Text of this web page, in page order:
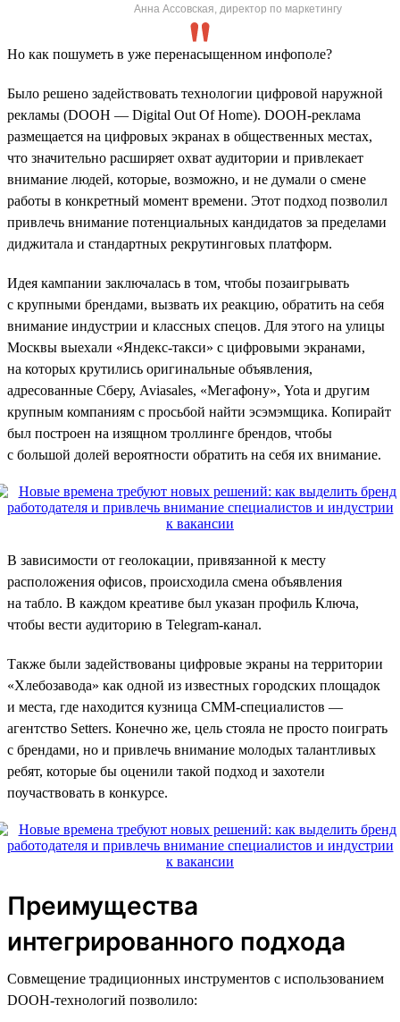
Анна Ассовская, директор по маркетингу
Но как пошуметь в уже перенасыщенном инфополе?
Было решено задействовать технологии цифровой наружной
рекламы (DOOH — Digital Out Of Home). DOOH-реклама
размещается на цифровых экранах в общественных местах,
что значительно расширяет охват аудитории и привлекает
внимание людей, которые, возможно, и не думали о смене
работы в конкретный момент времени. Этот подход позволил
привлечь внимание потенциальных кандидатов за пределами
диджитала и стандартных рекрутинговых платформ.
Идея кампании заключалась в том, чтобы позаигрывать
с крупными брендами, вызвать их реакцию, обратить на себя
внимание индустрии и классных спецов. Для этого на улицы
Москвы выехали «Яндекс-такси» с цифровыми экранами,
на которых крутились оригинальные объявления,
адресованные Сберу, Aviasales, «Мегафону», Yota и другим
крупным компаниям с просьбой найти эсэмэмщика. Копирайт
был построен на изящном троллинге брендов, чтобы
с большой долей вероятности обратить на себя их внимание.
В зависимости от геолокации, привязанной к месту
расположения офисов, происходила смена объявления
на табло. В каждом креативе был указан профиль Ключа,
чтобы вести аудиторию в Telegram-канал.
Также были задействованы цифровые экраны на территории
«Хлебозавода» как одной из известных городских площадок
и места, где находится кузница СММ-специалистов —
агентство Setters. Конечно же, цель стояла не просто поиграть
с брендами, но и привлечь внимание молодых талантливых
ребят, которые бы оценили такой подход и захотели
поучаствовать в конкурсе.
Преимущества
интегрированного подхода
Совмещение традиционных инструментов с использованием
DOOH-технологий позволило: